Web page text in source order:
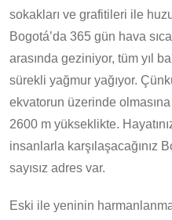
sokakları ve grafitileri ile
Bogotá’da 365 gün hava
arasında geziniyor, tüm yıl
sürekli yağmur yağıyor.
ekvatorun üzerinde
2600 m yükseklikte.
insanlarla karşılaşacağınız
sayısız adres var.
Eski ile yeninin